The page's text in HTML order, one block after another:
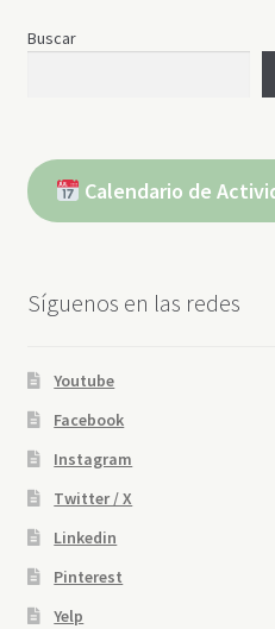
Buscar
Calendario de
Síguenos en las redes
Youtube
Facebook
Instagram
Twitter / X
Linkedin
Pinterest
Yelp